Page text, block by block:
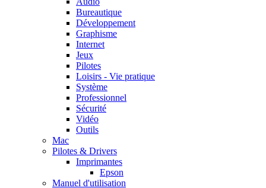
Bureautique
Développement
Graphisme
Internet
Jeux
Pilotes
Loisirs - Vie pratique
Système
Professionnel
Sécurité
Vidéo
Outils
Mac
Pilotes & Drivers
Imprimantes
Epson
Manuel d'utilisation